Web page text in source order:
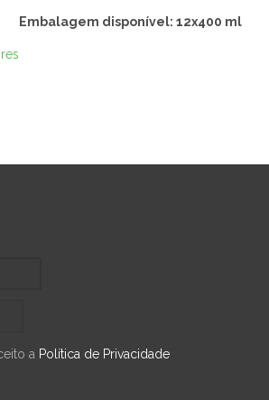
Embalagem disponível: 12x400 ml
a Política de Privacidade